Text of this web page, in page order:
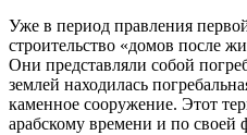
Уже в период правления
строительство «домов после
Они представляли собой
землей находилась
каменное сооружение. Этот
арабскому времени и по своей